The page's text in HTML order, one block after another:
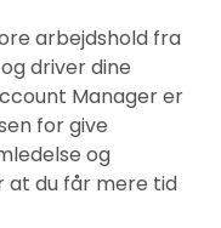
arbejdshold fra
driver dine
Manager er
for give
og
at du får mere tid